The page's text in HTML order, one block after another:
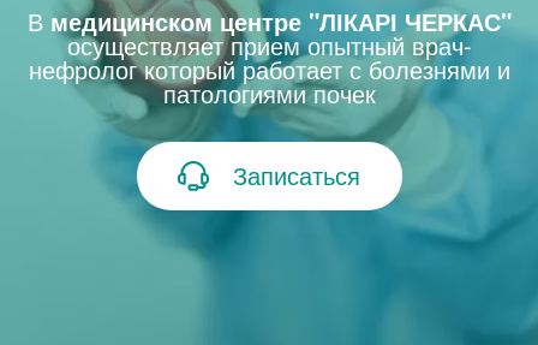
В медицинском центре "ЛІКАРІ ЧЕРКАС"
осуществляет прием опытный врач-
нефролог который работает с болезнями и
патологиями почек
Записаться